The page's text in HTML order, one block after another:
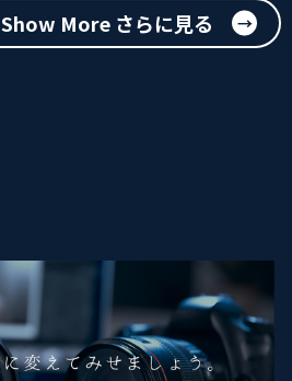
Show More さらに見る